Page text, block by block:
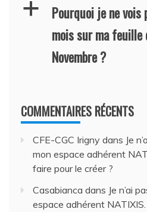
a
Pourquoi je ne vois
mois sur ma feuille
Novembre ?
COMMENTAIRES RÉCENTS
CFE-CGC Irigny dans Je
mon espace adhérent
faire pour le créer ?
Casabianca dans Je n’ai
espace adhérent